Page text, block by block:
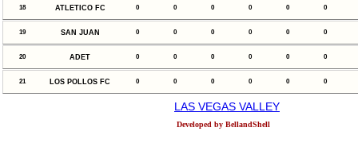
18 ATLETICO FC 0 0 0 0 0 0
19 SAN JUAN 0 0 0 0 0 0
20 ADET 0 0 0 0 0 0
21 LOS POLLOS FC 0 0 0 0 0 0
LAS VEGAS VALLEY
Developed by BellandShell